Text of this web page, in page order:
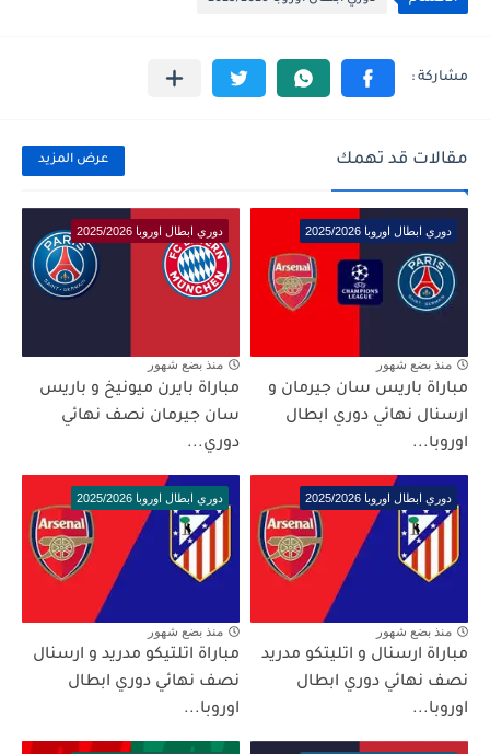
مقالات قد تهمك عرض المزيد
دوري ابطال اوروبا 2025/2026
منذ بضع شهور
مباراة باريس سان جيرمان و
ارسنال نهائي دوري ابطال
اوروبا...
دوري ابطال اوروبا 2025/2026
منذ بضع شهور
مباراة بايرن ميونيخ و باريس
سان جيرمان نصف نهائي
دوري...
دوري ابطال اوروبا 2025/2026
منذ بضع شهور
مباراة ارسنال و اتليتكو مدريد
نصف نهائي دوري ابطال
اوروبا...
دوري ابطال اوروبا 2025/2026
منذ بضع شهور
مباراة اتلتيكو مدريد و ارسنال
نصف نهائي دوري ابطال
اوروبا...